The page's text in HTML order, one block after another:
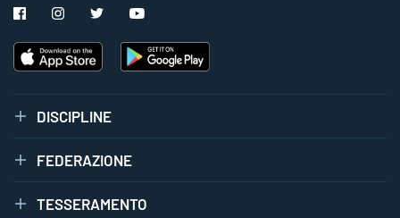
DISCIPLINE
FEDERAZIONE
TESSERAMENTO